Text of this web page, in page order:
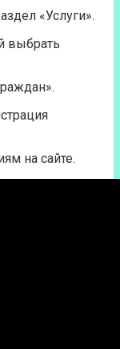
«Услуги».
выбрать
на сайте.